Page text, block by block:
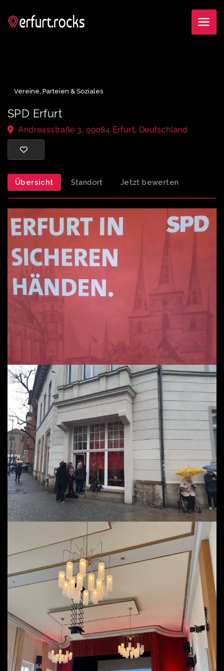
SPD Erfurt
Andreasstraße 3, 99084 Erfurt, Deutschland
Übersicht Standort Jetzt bewerten